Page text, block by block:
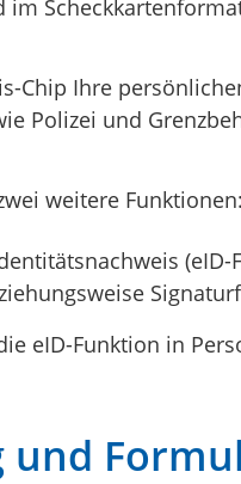
im
Chip Ihre
Polizei und
weitere Funktionen:
eID-Funktion in